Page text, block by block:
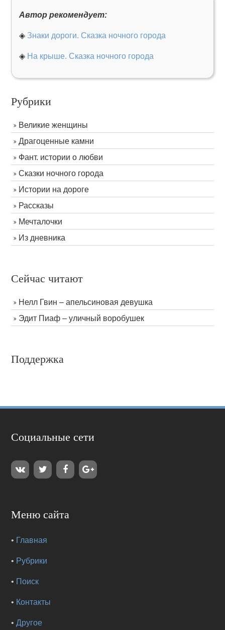
Автор рекомендует:
◈ Знаки дороги. Сказка ночного города
◈ На крыше. Сказка ночного города
Рубрики
Великие женщины
Драгоценные камни
Фант. истории о любви
Сказки ночного города
Истории на дороге
Рассказы
Мечталочки
Из дневника
Сейчас читают
Нелл Гвин – апельсиновая девушка
Эдит Пиаф – уличный воробушек
Поддержка
Социальные сети
Меню сайта
• Главная
• Рубрики
• Поиск
• Контакты
•Другое